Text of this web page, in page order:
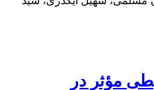
مؤثر در